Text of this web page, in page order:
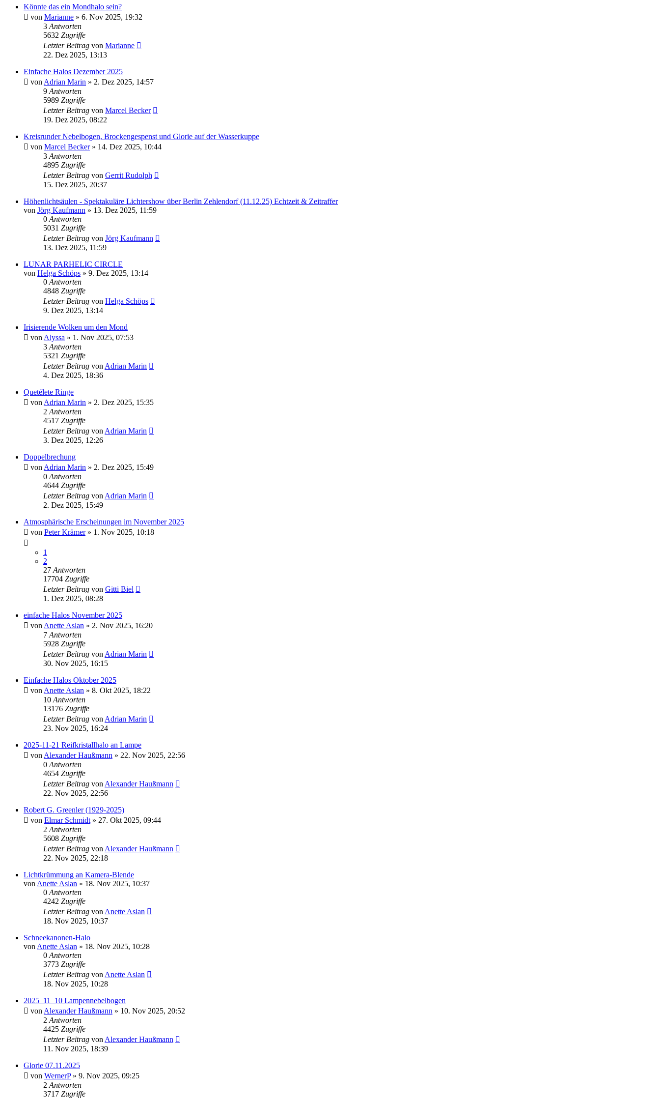
Könnte das ein Mondhalo sein?
von Marianne » 6. Nov 2025, 19:32
3 Antworten
5632 Zugriffe
Letzter Beitrag von Marianne
22. Dez 2025, 13:13
Einfache Halos Dezember 2025
von Adrian Marin » 2. Dez 2025, 14:57
9 Antworten
5989 Zugriffe
Letzter Beitrag von Marcel Becker
19. Dez 2025, 08:22
Kreisrunder Nebelbogen, Brockengespenst und Glorie auf der Wasserkuppe
von Marcel Becker» 14. Dez 2025, 10:44
3 Antworten
4895 Zugriffe
Letzter Beitrag von Gerrit Rudolph
15. Dez 2025, 20:37
Höhenlichtsäulen - Spektakuläre Lichtershow über Berlin Zehlendorf (11.12.25) Echtzeit & Zeitraffer
von Jörg Kaufmann » 13. Dez 2025, 11:59
0 Antworten
5031 Zugriffe
Letzter Beitrag von Jörg Kaufmann
13. Dez 2025, 11:59
LUNAR PARHELIC CIRCLE
von Helga Schöps » 9. Dez 2025, 13:14
0 Antworten
4848 Zugriffe
Letzter Beitrag von Helga Schöps
9. Dez 2025, 13:14
Irisierende Wolken um den Mond
von Alyssa » 1. Nov 2025, 07:53
3 Antworten
5321 Zugriffe
Letzter Beitrag von Adrian Marin
4. Dez 2025, 18:36
Quetélete Ringe
von Adrian Marin » 2. Dez 2025, 15:35
2 Antworten
4517 Zugriffe
Letzter Beitrag von Adrian Marin
3. Dez 2025, 12:26
Doppelbrechung
von Adrian Marin » 2. Dez 2025, 15:49
0 Antworten
4644 Zugriffe
Letzter Beitrag von Adrian Marin
2. Dez 2025, 15:49
Atmosphärische Erscheinungen im November 2025
von Peter Krämer» 1. Nov 2025, 10:18
1
2
27 Antworten
17704 Zugriffe
Letzter Beitrag von Gitti Biel
1. Dez 2025, 08:28
einfache Halos November 2025
von Anette Aslan » 2. Nov 2025, 16:20
7 Antworten
5928 Zugriffe
Letzter Beitrag von Adrian Marin
30. Nov 2025, 16:15
Einfache Halos Oktober 2025
von Anette Aslan » 8. Okt 2025, 18:22
10 Antworten
13176 Zugriffe
Letzter Beitrag von Adrian Marin
23. Nov 2025, 16:24
2025-11-21 Reifkristallhalo an Lampe
von Alexander Haußmann » 22. Nov 2025, 22:56
0 Antworten
4654 Zugriffe
Letzter Beitrag von Alexander Haußmann
22. Nov 2025, 22:56
Robert G. Greenler (1929-2025)
von Elmar Schmidt » 27. Okt 2025, 09:44
2 Antworten
5608 Zugriffe
Letzter Beitrag von Alexander Haußmann
22. Nov 2025, 22:18
Lichtkrümmung an Kamera-Blende
von Anette Aslan » 18. Nov 2025, 10:37
0 Antworten
4242 Zugriffe
Letzter Beitrag von Anette Aslan
18. Nov 2025, 10:37
Schneekanonen-Halo
von Anette Aslan » 18. Nov 2025, 10:28
0 Antworten
3773 Zugriffe
Letzter Beitrag von Anette Aslan
18. Nov 2025, 10:28
2025_11_10 Lampennebelbogen
von Alexander Haußmann » 10. Nov 2025, 20:52
2 Antworten
4425 Zugriffe
Letzter Beitrag von Alexander Haußmann
11. Nov 2025, 18:39
Glorie 07.11.2025
von WernerP» 9. Nov 2025, 09:25
2 Antworten
3717 Zugriffe